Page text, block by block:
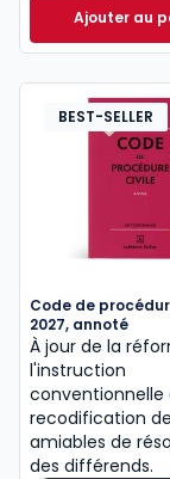
Ajouter au
BEST-SELLER
Code de
2027, annoté
À jour de la
l'instruction
conventionnelle
recodification
amiables de
des différends.